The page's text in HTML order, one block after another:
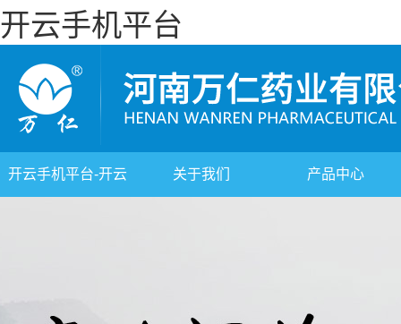
开云手机平台
开云手机平台-开云 关于我们 产品中心